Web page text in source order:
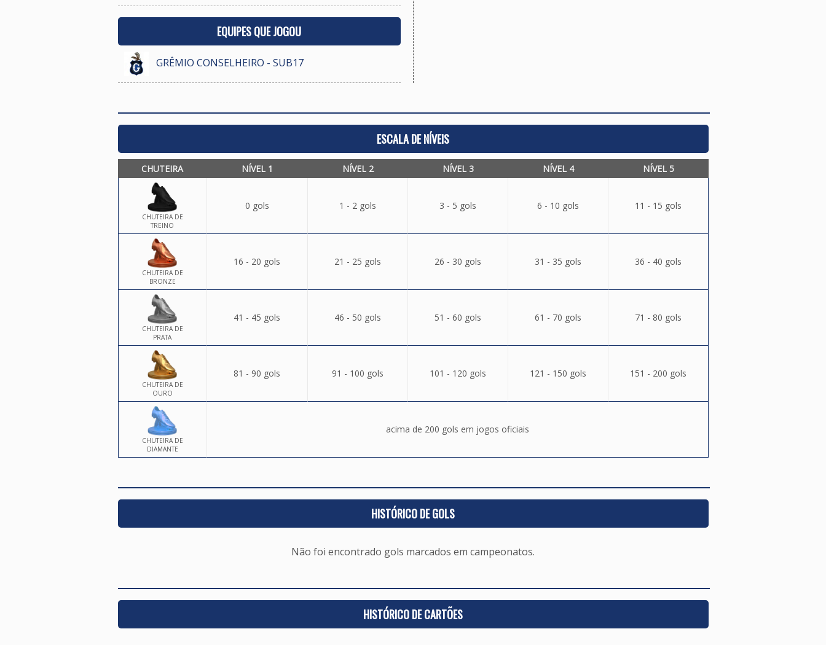
EQUIPES QUE JOGOU
GRÊMIO CONSELHEIRO - SUB17
ESCALA DE NÍVEIS
CHUTEIRA NÍVEL 1 NÍVEL 2 NÍVEL 3 NÍVEL 4 NÍVEL 5
CHUTEIRA DE
TREINO
0 gols 1 - 2 gols 3 - 5 gols 6 - 10 gols 11 - 15 gols
CHUTEIRA DE
BRONZE
16 - 20 gols 21 - 25 gols 26 - 30 gols 31 - 35 gols 36 - 40 gols
CHUTEIRA DE
PRATA
41 - 45 gols 46 - 50 gols 51 - 60 gols 61 - 70 gols 71 - 80 gols
CHUTEIRA DE
OURO
81 - 90 gols 91 - 100 gols 101 - 120 gols 121 - 150 gols 151 - 200 gols
CHUTEIRA DE
DIAMANTE
acima de 200 gols em jogos oficiais
HISTÓRICO DE GOLS
Não foi encontrado gols marcados em campeonatos.
HISTÓRICO DE CARTÕES